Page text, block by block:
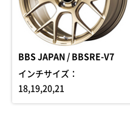
BBS JAPAN / BBSRE-V7
インチサイズ：
18,19,20,21